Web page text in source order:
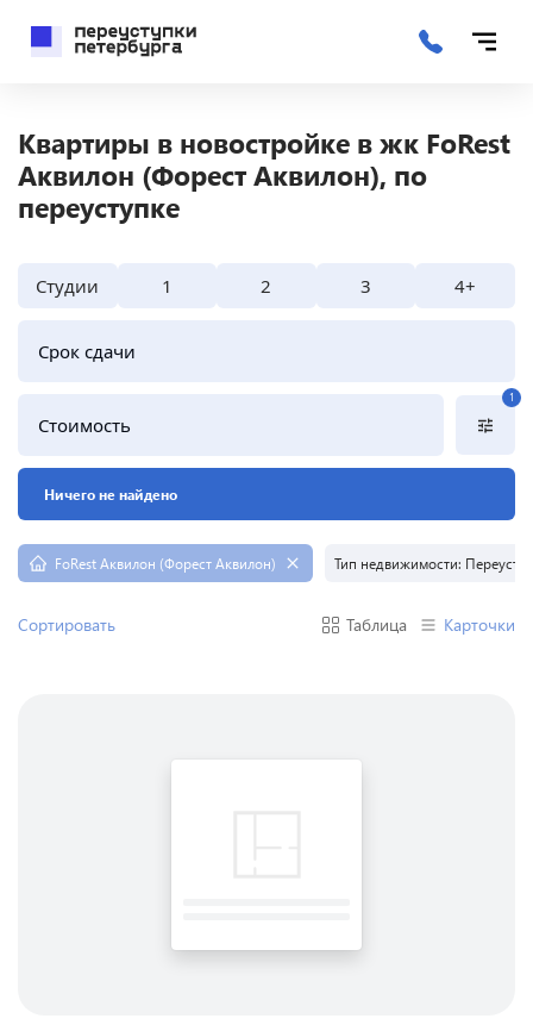
Квартиры в новостройке в жк FoRest
Аквилон (Форест Аквилон), по
переуступке
Студии 1 2 3 4+
Срок сдачи
Стоимость
1
Ничего не найдено
FoRest Аквилон (Форест Аквилон) Тип недвижимости:
Сортировать Таблица Карточки